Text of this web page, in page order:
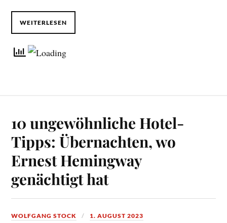
WEITERLESEN
10 ungewöhnliche Hotel-
Tipps: Übernachten, wo
Ernest Hemingway
genächtigt hat
WOLFGANG STOCK 1. AUGUST 2023